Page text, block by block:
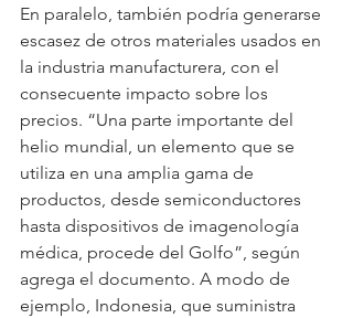
En paralelo, también podría generarse
escasez de otros materiales usados en
la industria manufacturera, con el
consecuente impacto sobre los
precios. “Una parte importante del
helio mundial, un elemento que se
utiliza en una amplia gama de
productos, desde semiconductores
hasta dispositivos de imagenología
médica, procede del Golfo”, según
agrega el documento. A modo de
ejemplo, Indonesia, que suministra